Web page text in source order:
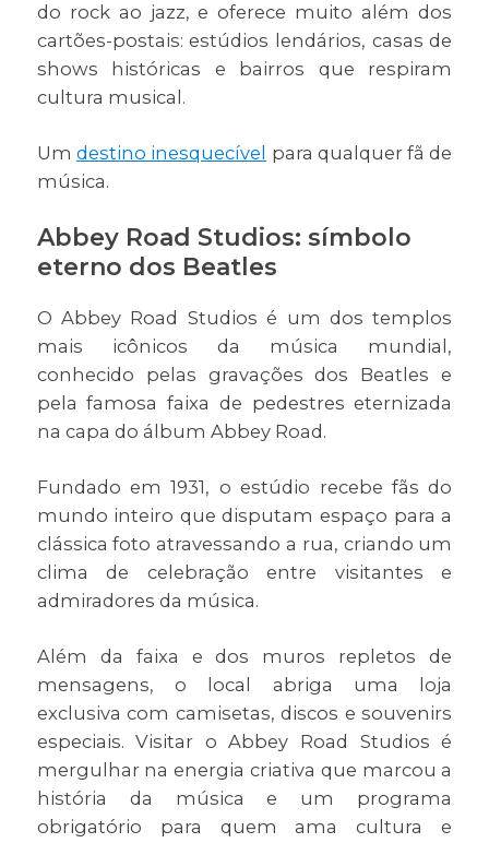
do rock ao jazz, e oferece muito além dos
cartões-postais: estúdios lendários, casas de
shows históricas e bairros que respiram
cultura musical.
Um destino inesquecível para qualquer fã de
música.
Abbey Road Studios: símbolo
eterno dos Beatles
O Abbey Road Studios é um dos templos
mais icônicos da música mundial,
conhecido pelas gravações dos Beatles e
pela famosa faixa de pedestres eternizada
na capa do álbum Abbey Road.
Fundado em 1931, o estúdio recebe fãs do
mundo inteiro que disputam espaço para a
clássica foto atravessando a rua, criando um
clima de celebração entre visitantes e
admiradores da música.
Além da faixa e dos muros repletos de
mensagens, o local abriga uma loja
exclusiva com camisetas, discos e souvenirs
especiais. Visitar o Abbey Road Studios é
mergulhar na energia criativa que marcou a
história da música e um programa
obrigatório para quem ama cultura e